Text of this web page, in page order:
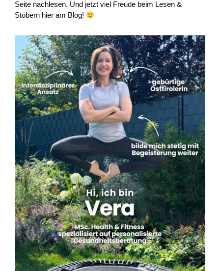
Seite nachlesen. Und jetzt viel Freude beim Lesen &
Stöbern hier am Blog!